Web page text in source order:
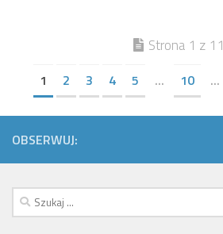
Strona 1 z 11
1 2 3 4 5 ... 10 ...
OBSERWUJ:
Szukaj: